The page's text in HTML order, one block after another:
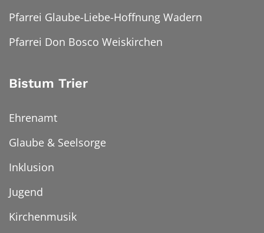
Pfarrei Glaube-Liebe-Hoffnung Wadern
Pfarrei Don Bosco Weiskirchen
Bistum Trier
Ehrenamt
Glaube & Seelsorge
Inklusion
Jugend
Kirchenmusik